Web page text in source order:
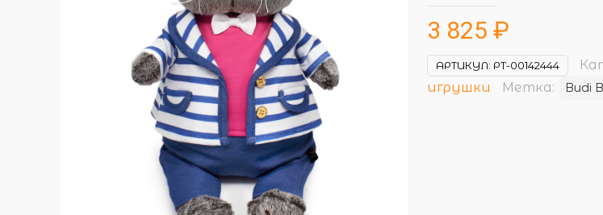
3 825 ₽
АРТИКУЛ: РТ-00142444
игрушки
Метка: Budi